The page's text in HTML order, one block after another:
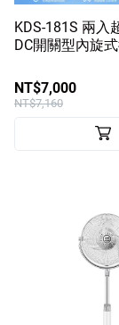
KDS-181S 兩入
DC開關型內旋
NT$7,000
NT$7,160